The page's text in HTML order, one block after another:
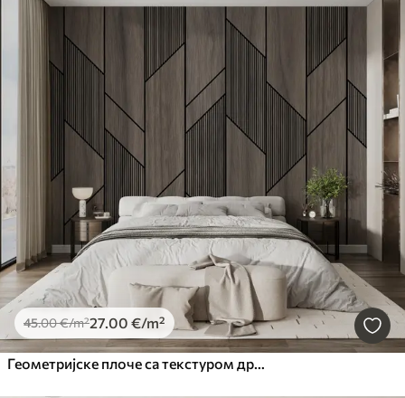
45.00€/m²27.00 €/m²
Геометријске плоче са текстуром дрвета